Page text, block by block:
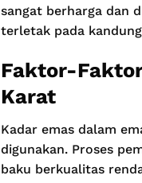
sangat berharga dan
terletak pada
Faktor-
Karat
Kadar emas dalam
digunakan. Proses
baku berkualitas